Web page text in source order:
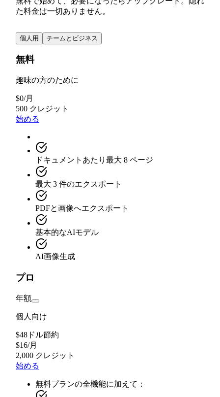
た料金は一切ありません。
個人用 チームとビジネス
無料
趣味の方のために
$0/月
500 クレジット
始める
ドキュメントあたり最大 8 ページ
最大 3 件のエクスポート
PDFと画像へエクスポート
基本的なAIモデル
AI画像生成
プロ
年額
個人向け
$48ドル節約
$16/月
2,000 クレジット
始める
無料プランの全機能に加えて：